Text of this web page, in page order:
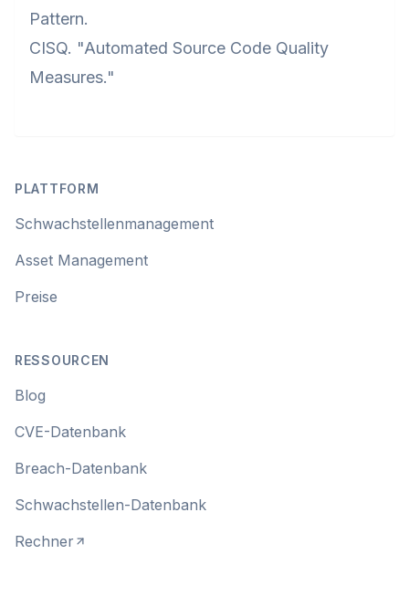
Pattern.
CISQ. "Automated Source Code Quality
Measures."
PLATTFORM
Schwachstellenmanagement
Asset Management
Preise
RESSOURCEN
Blog
CVE-Datenbank
Breach-Datenbank
Schwachstellen-Datenbank
Rechner